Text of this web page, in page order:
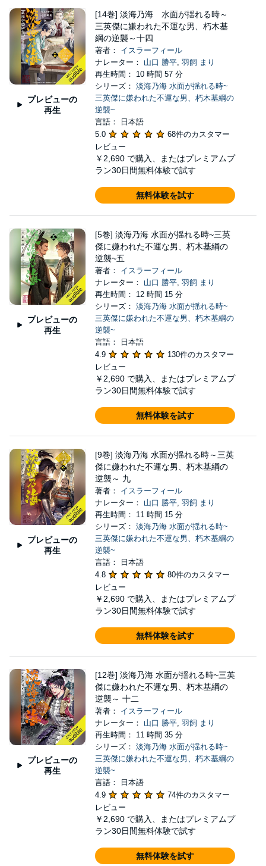
プレビューの
再生
[14巻] 淡海乃海 水面が揺れる時～
三英傑に嫌われた不運な男、朽木基
綱の逆襲～十四
著者： イスラーフィール
ナレーター： 山口 勝平, 羽飼 まり
再生時間： 10 時間 57 分
シリーズ： 淡海乃海 水面が揺れる時~
三英傑に嫌われた不運な男、朽木基綱の
逆襲~
言語： 日本語
5.0
68件のカスタマー
レビュー
￥2,690 で購入、またはプレミアムプ
ラン30日間無料体験で試す
無料体験を試す
プレビューの
再生
[5巻] 淡海乃海 水面が揺れる時~三英
傑に嫌われた不運な男、朽木基綱の
逆襲~五
著者： イスラーフィール
ナレーター： 山口 勝平, 羽飼 まり
再生時間： 12 時間 15 分
シリーズ： 淡海乃海 水面が揺れる時~
三英傑に嫌われた不運な男、朽木基綱の
逆襲~
言語： 日本語
4.9
130件のカスタマー
レビュー
￥2,690 で購入、またはプレミアムプ
ラン30日間無料体験で試す
無料体験を試す
プレビューの
再生
[9巻] 淡海乃海 水面が揺れる時～三英
傑に嫌われた不運な男、朽木基綱の
逆襲～ 九
著者： イスラーフィール
ナレーター： 山口 勝平, 羽飼 まり
再生時間： 11 時間 15 分
シリーズ： 淡海乃海 水面が揺れる時~
三英傑に嫌われた不運な男、朽木基綱の
逆襲~
言語： 日本語
4.8
80件のカスタマー
レビュー
￥2,690 で購入、またはプレミアムプ
ラン30日間無料体験で試す
無料体験を試す
プレビューの
再生
[12巻] 淡海乃海 水面が揺れる時~三英
傑に嫌われた不運な男、朽木基綱の
逆襲～ 十二
著者： イスラーフィール
ナレーター： 山口 勝平, 羽飼 まり
再生時間： 11 時間 35 分
シリーズ： 淡海乃海 水面が揺れる時~
三英傑に嫌われた不運な男、朽木基綱の
逆襲~
言語： 日本語
4.9
74件のカスタマー
レビュー
￥2,690 で購入、またはプレミアムプ
ラン30日間無料体験で試す
無料体験を試す